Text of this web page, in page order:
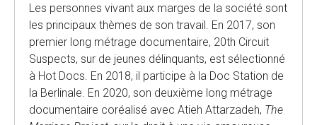
Les personnes vivant aux marges de la société sont
les principaux thèmes de son travail. En 2017, son
premier long métrage documentaire, 20th Circuit
Suspects, sur de jeunes délinquants, est sélectionné
à Hot Docs. En 2018, il participe à la Doc Station de
la Berlinale. En 2020, son deuxième long métrage
documentaire coréalisé avec Atieh Attarzadeh, The